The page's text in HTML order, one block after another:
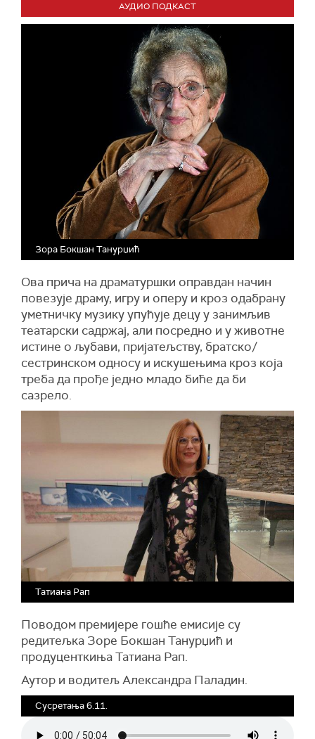
АУДИО ПОДКАСТ
Зора Бокшан Танурџић
Ова прича на драматуршки оправдан начин
повезује драму, игру и оперу и кроз одабрану
уметничку музику упућује децу у занимљив
театарски садржај, али посредно и у животне
истине о љубави, пријатељству, братско/
сестринском односу и искушењима кроз која
треба да прође једно младо биће да би
сазрело.
Татиана Рап
Поводом премијере гошће емисије су
редитељка Зоре Бокшан Танурџић и
продуценткиња Татиана Рап.
Аутор и водитељ Александра Паладин.
Сусретања 6.11.